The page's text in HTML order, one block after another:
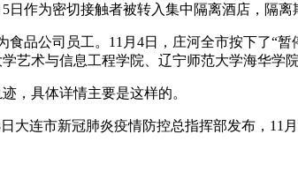
作为密切接触者被转入集中隔离酒店，隔离
品公司员工。11月4日，庄河全市按下了“
艺术与信息工程学院、辽宁师范大学海华学
，具体详情主要是这样的。
大连市新冠肺炎疫情防控总指挥部发布，